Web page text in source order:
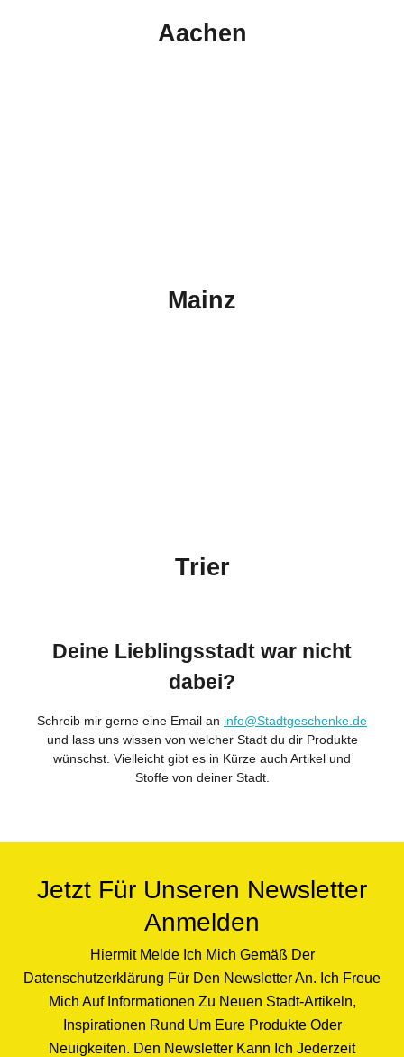
Aachen
Mainz
Trier
Deine Lieblingsstadt war nicht
dabei?
Schreib mir gerne eine Email an info@Stadtgeschenke.de
und lass uns wissen von welcher Stadt du dir Produkte
wünschst. Vielleicht gibt es in Kürze auch Artikel und
Stoffe von deiner Stadt.
Jetzt Für Unseren Newsletter
Anmelden
Hiermit Melde Ich Mich Gemäß Der
Datenschutzerklärung Für Den Newsletter An. Ich Freue
Mich Auf Informationen Zu Neuen Stadt-Artikeln,
Inspirationen Rund Um Eure Produkte Oder
Neuigkeiten. Den Newsletter Kann Ich Jederzeit